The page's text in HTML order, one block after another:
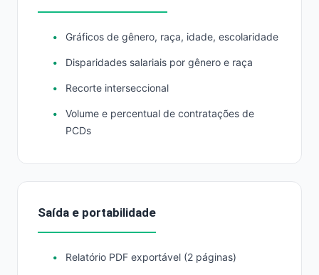
Gráficos de gênero, raça, idade, escolaridade
Disparidades salariais por gênero e raça
Recorte interseccional
Volume e percentual de contratações de
PCDs
Saída e portabilidade
Relatório PDF exportável (2 páginas)